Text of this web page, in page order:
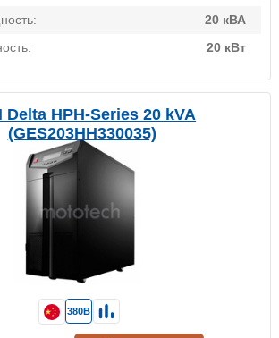
20 кВА
20 кВт
HPH-Series 20 kVA
(GES203HH330035)
380В